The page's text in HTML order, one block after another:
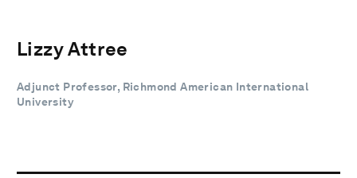
Lizzy Attree
Adjunct Professor, Richmond American International
University